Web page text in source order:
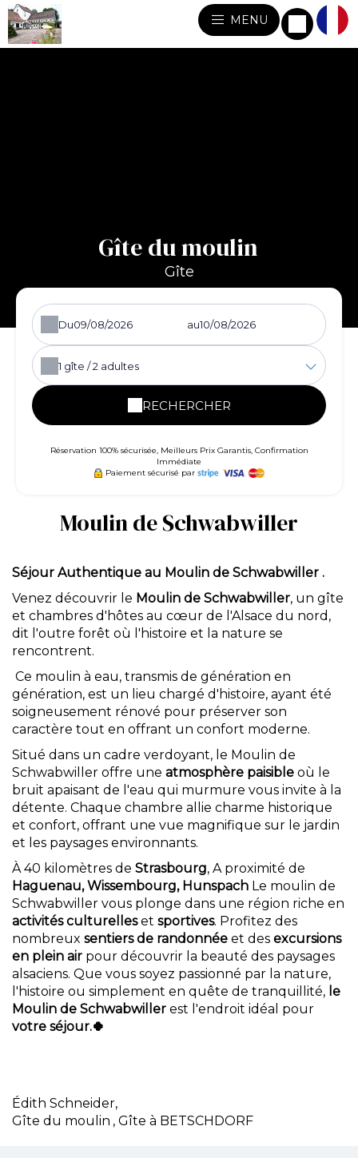
MENU
Gîte du moulin
Gîte
Du au
1 gîte /2 adultes
RECHERCHER
Réservation 100% sécurisée, Meilleurs Prix Garantis, Confirmation
Immédiate
Paiement sécurisé par
Moulin de Schwabwiller
Séjour Authentique au Moulin de Schwabwiller .
Venez découvrir le Moulin de Schwabwiller, un gîte
et chambres d'hôtes au cœur de l'Alsace du nord,
dit l'outre forêt où l'histoire et la nature se
rencontrent.
Ce moulin à eau, transmis de génération en
génération, est un lieu chargé d'histoire, ayant été
soigneusement rénové pour préserver son
caractère tout en offrant un confort moderne.
Situé dans un cadre verdoyant, le Moulin de
Schwabwiller offre une atmosphère paisible où le
bruit apaisant de l'eau qui murmure vous invite à la
détente. Chaque chambre allie charme historique
et confort, offrant une vue magnifique sur le jardin
et les paysages environnants.
À 40 kilomètres de Strasbourg, A proximité de
Haguenau, Wissembourg, Hunspach Le moulin de
Schwabwiller vous plonge dans une région riche en
activités culturelleset sportives. Profitez des
nombreux sentiers de randonnée et des excursions
en plein air pour découvrir la beauté des paysages
alsaciens. Que vous soyez passionné par la nature,
l'histoire ou simplement en quête de tranquillité, le
Moulin de Schwabwiller est l'endroit idéal pour
votre séjour.🍀
Édith Schneider,
Gîte du moulin , Gîte à BETSCHDORF